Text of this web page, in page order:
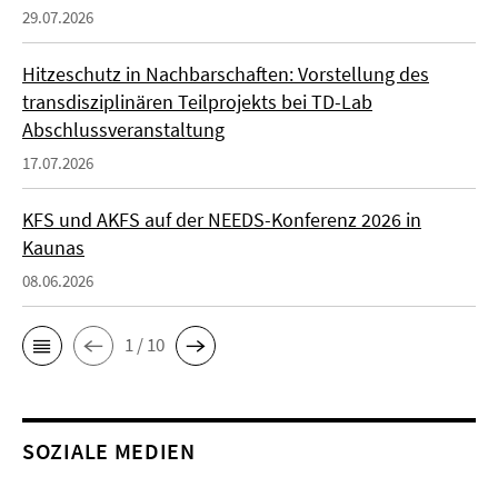
29.07.2026
Hitzeschutz in Nachbarschaften: Vorstellung des
transdisziplinären Teilprojekts bei TD-Lab
Abschlussveranstaltung
17.07.2026
KFS und AKFS auf der NEEDS-Konferenz 2026 in
Kaunas
08.06.2026
1 / 10
SOZIALE MEDIEN